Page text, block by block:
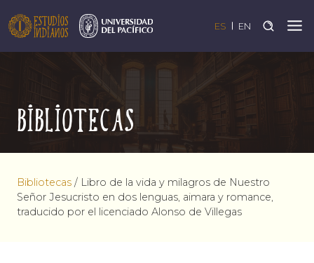
ES EN
Bibliotecas
Bibliotecas / Libro de la vida y milagros de Nuestro
Señor Jesucristo en dos lenguas, aimara y romance,
traducido por el licenciado Alonso de Villegas